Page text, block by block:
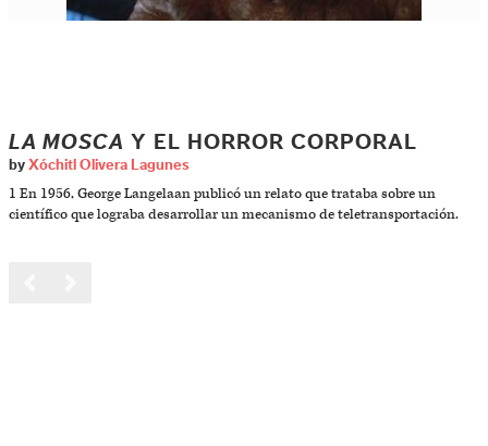
LA MOSCA Y EL HORROR CORPORAL
by Xóchitl Olivera Lagunes
1 En 1956, George Langelaan publicó un relato que trataba sobre un
científico que lograba desarrollar un mecanismo de teletransportación.